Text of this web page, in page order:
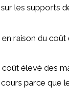
sur les supports
raison du
élevé des
parce que